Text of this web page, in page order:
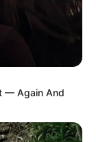
— Again And